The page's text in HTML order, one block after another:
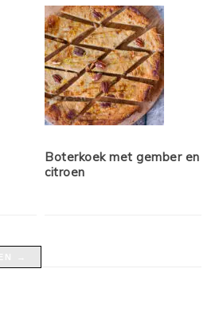
Boterkoek met gember en
citroen